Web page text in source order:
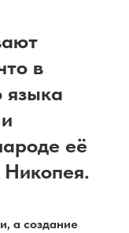
в
языка
её
а создание